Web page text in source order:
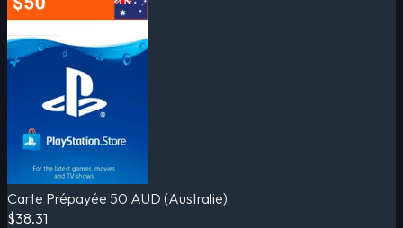
Carte Prépayée 50 AUD (Australie)
$38.31